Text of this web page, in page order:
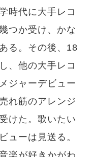
時代に大手レコ
つか受け、かな
る。その後、18
、他の大手レコ
ジャーデビュー
れ筋のアレンジ
けた。歌いたい
ューは見送る。